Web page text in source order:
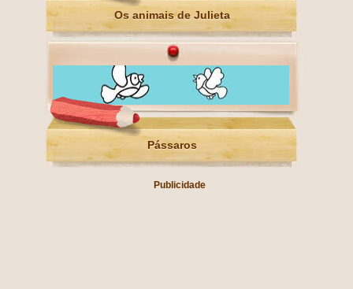
Os animais de Julieta
Pássaros
Publicidade